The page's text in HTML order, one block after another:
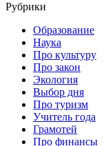
Рубрики
Образование
Наука
Про культуру
Про закон
Экология
Выбор дня
Про туризм
Учитель года
Грамотей
Про финансы